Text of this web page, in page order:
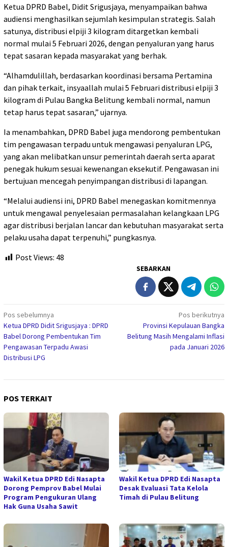
Ketua DPRD Babel, Didit Srigusjaya, menyampaikan bahwa
audiensi menghasilkan sejumlah kesimpulan strategis. Salah
satunya, distribusi elpiji 3 kilogram ditargetkan kembali
normal mulai 5 Februari 2026, dengan penyaluran yang harus
tepat sasaran kepada masyarakat yang berhak.
“Alhamdulillah, berdasarkan koordinasi bersama Pertamina
dan pihak terkait, insyaallah mulai 5 Februari distribusi elpiji 3
kilogram di Pulau Bangka Belitung kembali normal, namun
tetap harus tepat sasaran,” ujarnya.
Ia menambahkan, DPRD Babel juga mendorong pembentukan
tim pengawasan terpadu untuk mengawasi penyaluran LPG,
yang akan melibatkan unsur pemerintah daerah serta aparat
penegak hukum sesuai kewenangan eksekutif. Pengawasan ini
bertujuan mencegah penyimpangan distribusi di lapangan.
“Melalui audiensi ini, DPRD Babel menegaskan komitmennya
untuk mengawal penyelesaian permasalahan kelangkaan LPG
agar distribusi berjalan lancar dan kebutuhan masyarakat serta
pelaku usaha dapat terpenuhi,” pungkasnya.
Post Views: 48
SEBARKAN
Navigasi
pos
Pos sebelumnya
Ketua DPRD Didit Srigusjaya : DPRD
Babel Dorong Pembentukan Tim
Pengawasan Terpadu Awasi
Distribusi LPG
Pos berikutnya
Provinsi Kepulauan Bangka
Belitung Masih Mengalami Inflasi
pada Januari 2026
POS TERKAIT
Wakil Ketua DPRD Edi Nasapta
Dorong Pemprov Babel Mulai
Program Pengukuran Ulang
Hak Guna Usaha Sawit
Wakil Ketua DPRD Edi Nasapta
Desak Evaluasi Tata Kelola
Timah di Pulau Belitung